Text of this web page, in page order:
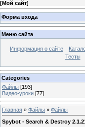
[Мой сайт]
Форма входа
Меню сайта
Информация о сайте
Тесты
Categories
Файлы [193]
Видео-уроки [77]
Главная » Файлы » Файлы
Spybot - Search & Destroy